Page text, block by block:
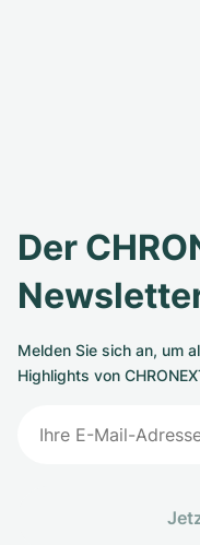
Der
Melden Sie sich an, um
Highlights von